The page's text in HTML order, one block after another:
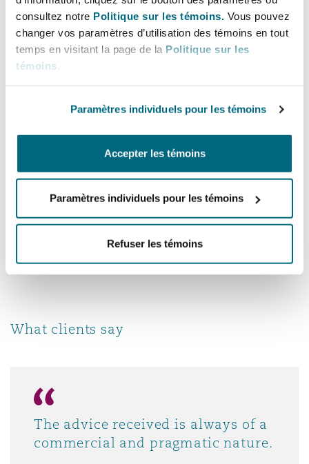
consultez notre Politique sur les témoins. Vous pouvez
changer vos paramètres d’utilisation des témoins en tout
temps en visitant la page de la Politique sur les
témoins.
Paramètres individuels pour les témoins
Accepter les témoins
Paramètres individuels pour les témoins
Refuser les témoins
understand the nuances of operating and
communicating in Asia and beyond.
In China, Clyde & Co has formed a joint law
venture with Chinese local law firm Westlink
Partnership, known as Clyde & Co Westlink JLV.
If you would like to understand further details of
Clyde & Co Westlink JLV, please visit
Read more...
What clients say
The advice received is always of a
commercial and pragmatic nature.